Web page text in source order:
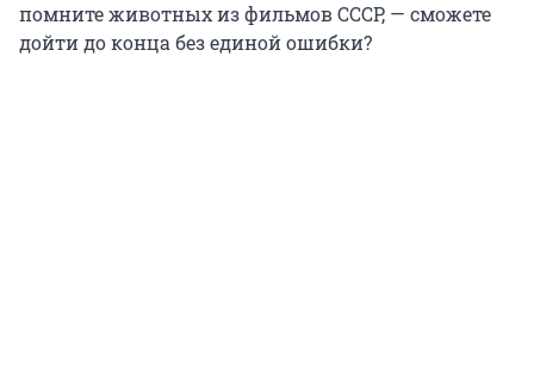
помните животных из фильмов СССР, — сможете
дойти до конца без единой ошибки?